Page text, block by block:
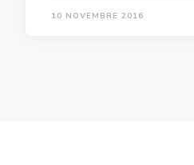
10 NOVEMBRE 2016